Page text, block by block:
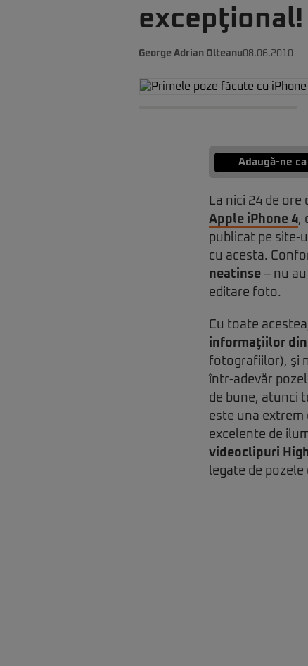
excepţional!
George Adrian Olteanu08.06.2010
Adaugă-ne
La nici 24 de
Apple iPhone 4,
publicat pe site-
cu acesta.
neatinse – nu
editare foto.
Cu toate
informaţiilor din
fotografiilor), şi
într-adevăr
de bune, atunci
este una
excelente de
videoclipuri
legate de pozele